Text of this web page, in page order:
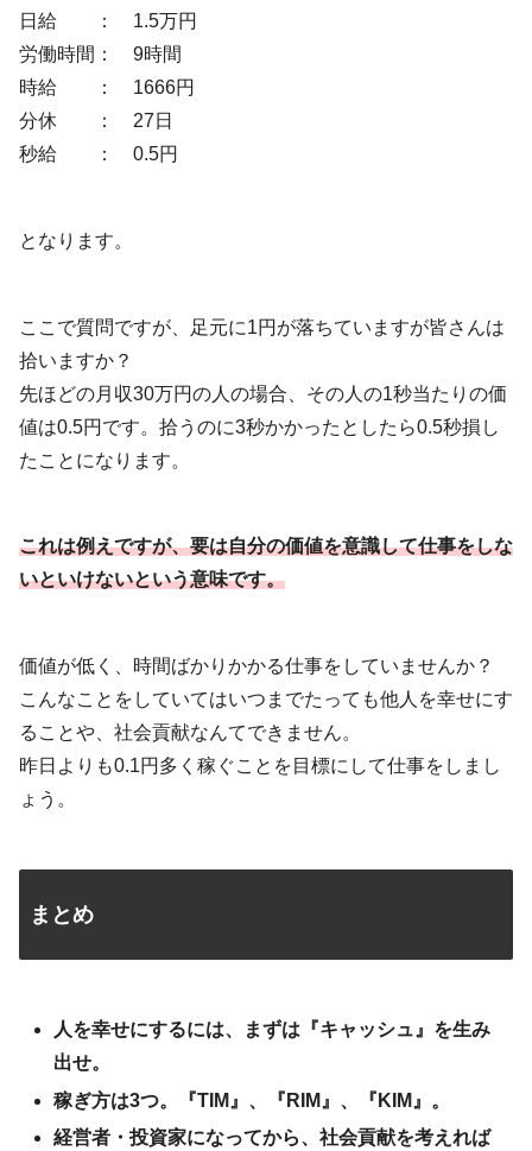
日給 ： 1.5万円
労働時間： 9時間
時給 ： 1666円
分休 ： 27日
秒給 ： 0.5円
となります。
ここで質問ですが、足元に1円が落ちていますが皆さんは
拾いますか？
先ほどの月収30万円の人の場合、その人の1秒当たりの価
値は0.5円です。拾うのに3秒かかったとしたら0.5秒損し
たことになります。
これは例えですが、要は自分の価値を意識して仕事をしな
いといけないという意味です。
価値が低く、時間ばかりかかる仕事をしていませんか？
こんなことをしていてはいつまでたっても他人を幸せにす
ることや、社会貢献なんてできません。
昨日よりも0.1円多く稼ぐことを目標にして仕事をしまし
ょう。
まとめ
人を幸せにするには、まずは『キャッシュ』を生み
出せ。
稼ぎ方は3つ。『TIM』、『RIM』、『KIM』。
経営者・投資家になってから、社会貢献を考えれば